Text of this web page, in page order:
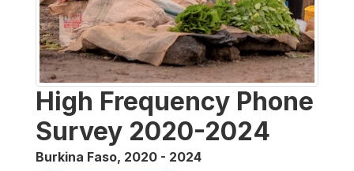
High Frequency Phone
Survey 2020-2024
Burkina Faso, 2020 - 2024